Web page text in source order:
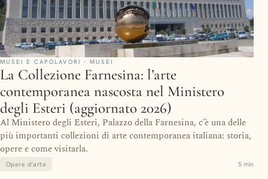
MUSEI E CAPOLAVORI · MUSEI
La Collezione Farnesina: l’arte
contemporanea nascosta nel Ministero
degli Esteri (aggiornato 2026)
Al Ministero degli Esteri, Palazzo della Farnesina, c’è una delle
più importanti collezioni di arte contemporanea italiana: storia,
opere e come visitarla.
Opere d’arte 5 min